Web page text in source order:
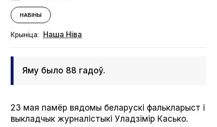
НАВІНЫ
Крыніца: Наша Ніва
Яму было 88 гадоў.
23 мая памёр вядомы беларускі фалькларыст і
выкладчык журналістыкі Уладзімір Касько.